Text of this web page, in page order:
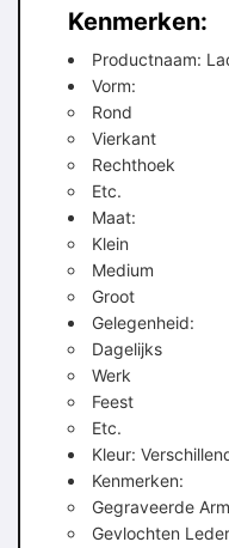
Kenmerken:
Productnaam:
Vorm:
Rond
Vierkant
Rechthoek
Etc.
Maat:
Klein
Medium
Groot
Gelegenheid:
Dagelijks
Werk
Feest
Etc.
Kleur:
Kenmerken:
Gegraveerde
Gevlochten